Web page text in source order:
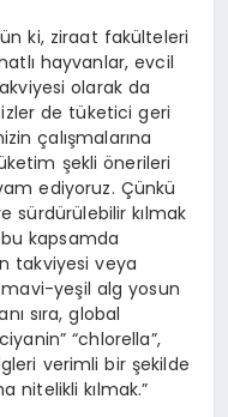
ki, ziraat fakülteleri
hayvanlar, evcil
olarak da
de tüketici geri
çalışmalarına
şekli önerileri
ediyoruz. Çünkü
sürdürülebilir kılmak
kapsamda
takviyesi veya
yeşil alg yosun
sıra, global
“chlorella”,
verimli bir şekilde
nitelikli kılmak.”